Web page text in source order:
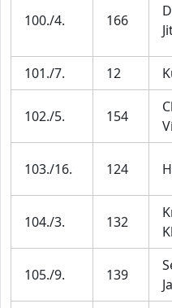
100./4. 166
101./7. 12
102./5. 154
103./16. 124
104./3. 132
105./9. 139